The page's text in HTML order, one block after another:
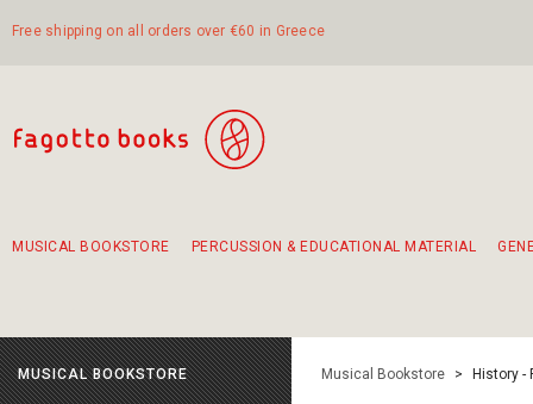
Free shipping on all orders over €60 in Greece
MUSICAL BOOKSTORE PERCUSSION & EDUCATIONAL MATERIAL
MUSICAL BOOKSTORE Musical Bookstore > History -